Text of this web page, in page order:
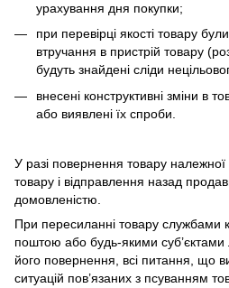
урахування дня покупки;
при перевірці якості товару
втручання в пристрій товару
будуть знайдені сліди
внесені конструктивні зміни в
або виявлені їх спроби.
У разі повернення товару належної
товару і відправлення назад
домовленістю.
При пересиланні товару службами
поштою або будь-якими суб’єктами
його повернення, всі питання, що
ситуацій пов’язаних з псуванням